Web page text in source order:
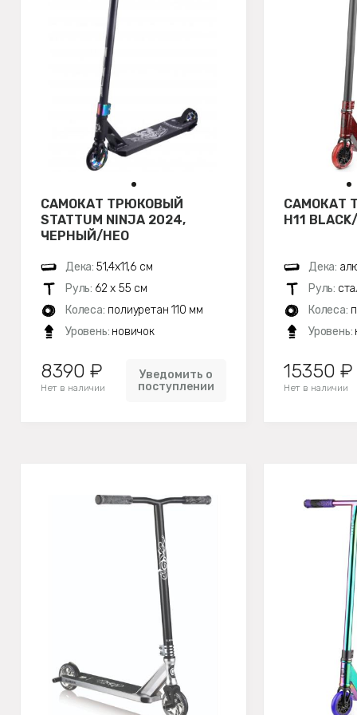
САМОКАТ ТРЮКОВЫЙ
STATTUM NINJA 2024,
ЧЕРНЫЙ/НЕО
Дека: 51,4х11,6 см
Руль: 62 х 55 см
Колеса: полиуретан 110 мм
Уровень: новичок
8390 ₽
Нет в наличии
Уведомить о
поступлении
САМОКАТ
H11
Дека:
Руль:
Колеса:
Уровень:
15350 ₽
Нет в наличии